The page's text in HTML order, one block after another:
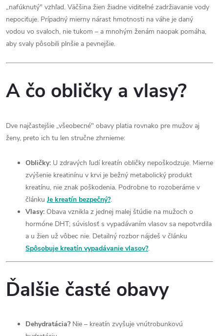
„nafúknutý" vzhľad. Väčšina žien žiadne viditeľné zadržiavanie vody
nepociťuje. Prípadný mierny nárast hmotnosti na váhe je daný
vodou vo svaloch, nie tukom – a mnohým ženám naopak pomáha,
aby svaly pôsobili plnšie a pevnejšie.
A čo obličky a vlasy?
Dve najčastejšie „všeobecné" obavy platia rovnako pre mužov aj
ženy, preto ich tu len stručne zhrnieme:
Obličky: U zdravých ľudí kreatín obličky nepoškodzuje. Mierne
zvýšenie kreatinínu v krvi je bežný metabolický produkt
kreatínu, nie znak poškodenia. Podrobne to rozoberáme v
článku Je kreatín bezpečný?.
Vlasy: Obava vznikla z jednej malej štúdie na mužoch o
hormóne DHT; súvislosť s vypadávaním vlasov sa nepotvrdila
a u žien už vôbec nie. Detailný rozbor nájdeš v článku
Spôsobuje kreatín vypadávanie vlasov?.
Ďalšie časté obavy
Dehydratácia?Nie – kreatín zvyšuje vnútrobunkovú